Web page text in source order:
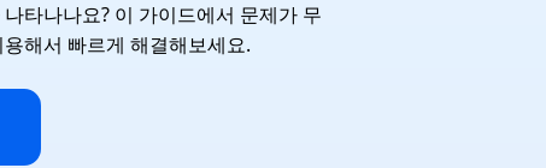
· AI 벽돌 스타일 사진 프롬프트
타나나요? 이 가이드에서 문제가 무
해서 빠르게 해결해보세요.